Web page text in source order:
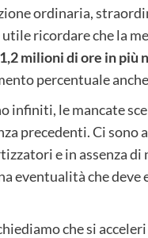
ordinaria,
utile ricordare che la
1,2 milioni di ore in più
percentuale
infiniti, le mancate
precedenti. Ci sono
e in assenza di
eventualità che deve
che si